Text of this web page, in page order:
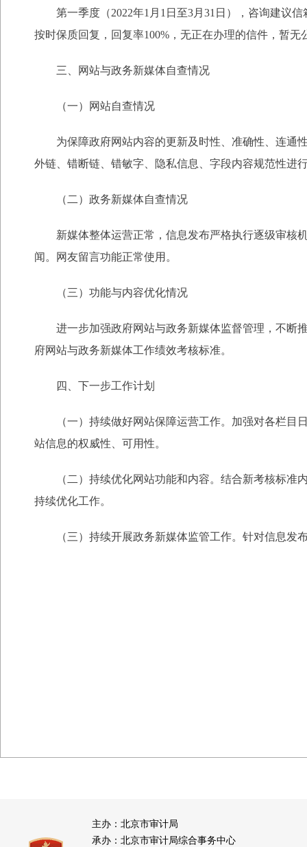
第一季度（2022年1月1日至3月31日），咨询建议
按时保质回复，回复率100%，无正在办理的信件，暂
三、网站与政务新媒体自查情况
（一）网站自查情况
为保障政府网站内容的更新及时性、准确性、连通
外链、错断链、错敏字、隐私信息、字段内容规范性进
（二）政务新媒体自查情况
新媒体整体运营正常，信息发布严格执行逐级审核
闻。网友留言功能正常使用。
（三）功能与内容优化情况
进一步加强政府网站与政务新媒体监督管理，不断
府网站与政务新媒体工作绩效考核标准。
四、下一步工作计划
（一）持续做好网站保障运营工作。加强对各栏
站信息的权威性、可用性。
（二）持续优化网站功能和内容。结合新考核标
持续优化工作。
（三）持续开展政务新媒体监管工作。针对信息
主办：北京市审计局
承办：北京市审计局综合事务中心